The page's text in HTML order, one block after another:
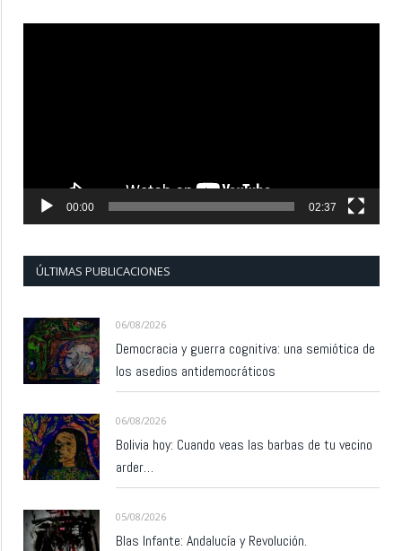
00:00 02:37
ÚLTIMAS PUBLICACIONES
06/08/2026
Democracia y guerra cognitiva: una semiótica de
los asedios antidemocráticos
06/08/2026
Bolivia hoy: Cuando veas las barbas de tu vecino
arder…
05/08/2026
Blas Infante: Andalucía y Revolución.